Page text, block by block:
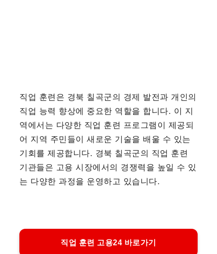
직업 훈련은 경북 칠곡군의 경제 발전과 개인의
직업 능력 향상에 중요한 역할을 합니다. 이 지
역에서는 다양한 직업 훈련 프로그램이 제공되
어 지역 주민들이 새로운 기술을 배울 수 있는
기회를 제공합니다. 경북 칠곡군의 직업 훈련
기관들은 고용 시장에서의 경쟁력을 높일 수 있
는 다양한 과정을 운영하고 있습니다.
직업 훈련 고용24 바로가기